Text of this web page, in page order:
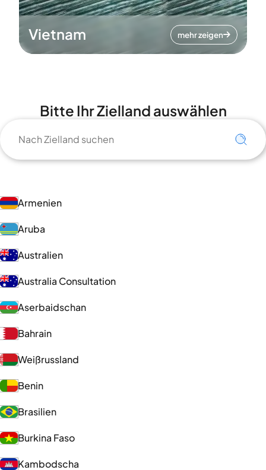
Vietnam mehr zeigen
Bitte Ihr Zielland auswählen
Armenien
Aruba
Australien
Australia Consultation
Aserbaidschan
Bahrain
Weißrussland
Benin
Brasilien
Burkina Faso
Kambodscha